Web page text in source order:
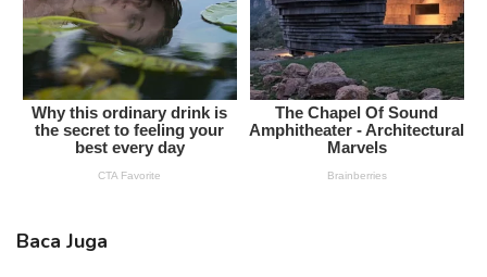
Baca Juga